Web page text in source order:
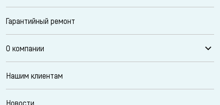
Гарантийный ремонт
О компании
Нашим клиентам
Новости